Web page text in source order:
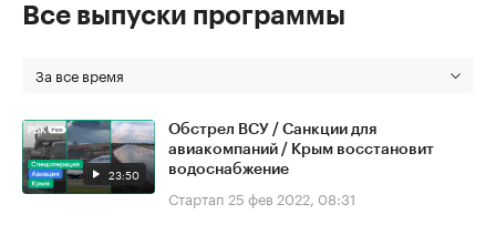
Все выпуски программы
За все время
23:50
Обстрел ВСУ / Санкции для
авиакомпаний / Крым восстановит
водоснабжение
Стартап 25 фев 2022, 08:31